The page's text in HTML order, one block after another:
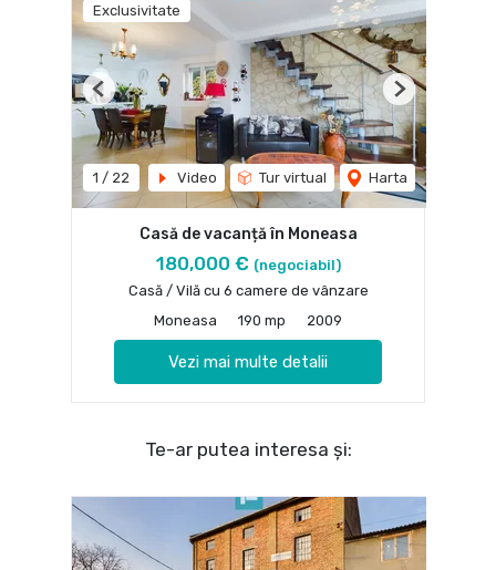
Exclusivitate
1 / 22 Video Tur virtual Harta
Previous Next
Casă de vacanță în Moneasa
180,000 € (negociabil)
Casă / Vilă cu 6 camere de vânzare
Moneasa
190 mp 2009
Vezi mai multe detalii
Te-ar putea interesa și: